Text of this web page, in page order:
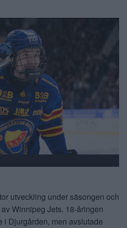
utveckling under säsongen och
Winnipeg Jets. 18-åringen
i Djurgården, men avslutade